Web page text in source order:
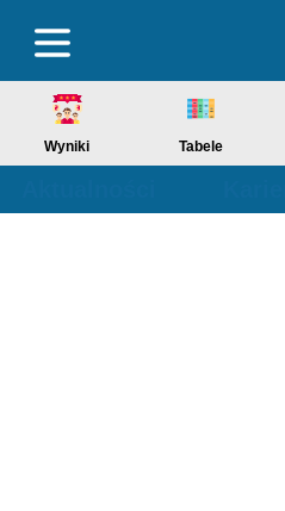
Wyniki Tabele